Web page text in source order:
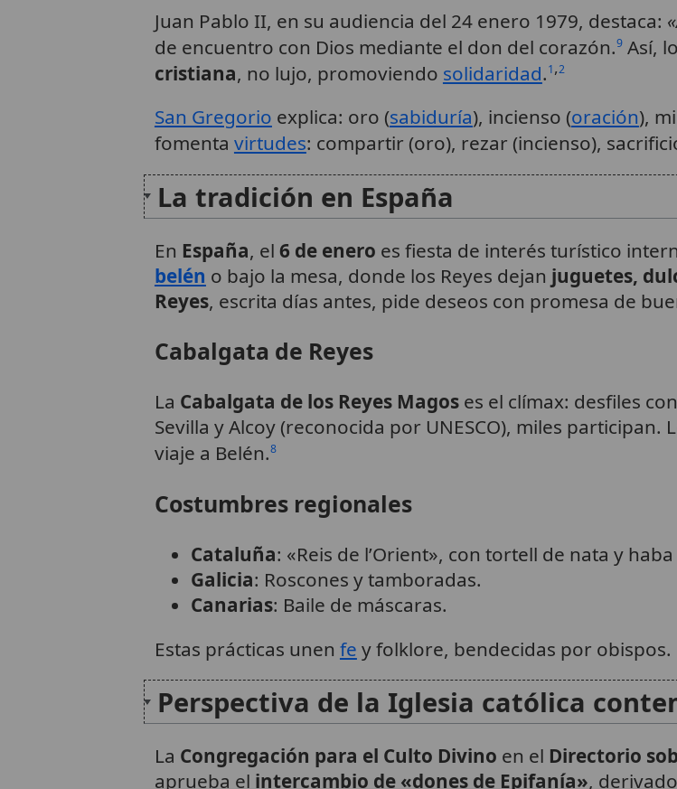
Juan Pablo II, en su audiencia del 24 enero 1979, destaca:
de encuentro con Dios mediante el don del corazón.9Así,
cristiana, no lujo, promoviendo solidaridad.1,2
San Gregorio explica: oro (sabiduría), incienso (oración),
fomenta virtudes: compartir (oro), rezar (incienso),
La tradición en España
En España, el 6 de enero es fiesta de interés turístico
belén o bajo la mesa, donde los Reyes dejan juguetes,
Reyes, escrita días antes, pide deseos con promesa de
Cabalgata de Reyes
La Cabalgata de los Reyes Magoses el clímax: desfiles
Sevilla y Alcoy (reconocida por UNESCO), miles
viaje a Belén.8
Costumbres regionales
Cataluña: «Reis de l’Orient», con tortell de nata y
Galicia: Roscones y tamboradas.
Canarias: Baile de máscaras.
Estas prácticas unen fe y folklore, bendecidas por obispos.
Perspectiva de la Iglesia católica
La Congregación para el Culto Divino en el Directorio
aprueba el intercambio de «dones de Epifanía»,